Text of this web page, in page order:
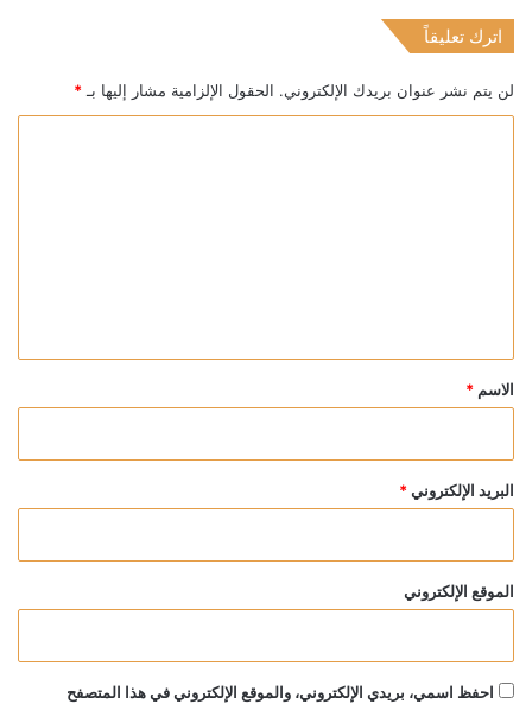
اترك تعليقاً
لن يتم نشر عنوان بريدك الإلكتروني. الحقول الإلزامية مشار إليها بـ *
*
الاسم *
البريد الإلكتروني *
الموقع الإلكتروني
احفظ اسمي، بريدي الإلكتروني، والموقع الإلكتروني في هذا المتصفح